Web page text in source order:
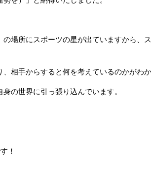
場所にスポーツの星が出ていますから、
相手からすると何を考えているのかがわか
の世界に引っ張り込んでいます。
！